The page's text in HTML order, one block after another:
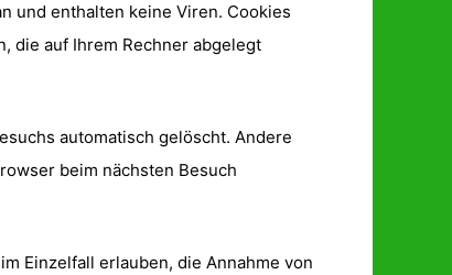
und enthalten keine Viren. Cookies
die auf Ihrem Rechner abgelegt
automatisch gelöscht. Andere
beim nächsten Besuch
Einzelfall erlauben, die Annahme von